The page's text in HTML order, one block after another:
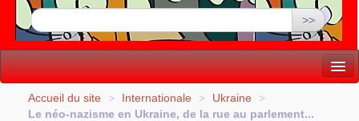
>>
Vie politique
Accueil du site > Internationale > Ukraine
>
Le néo-nazisme en Ukraine, de la rue au parlement...